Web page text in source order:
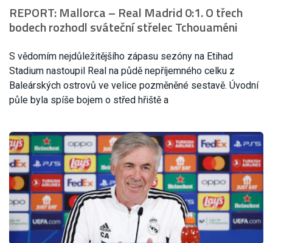
REPORT: Mallorca – Real Madrid 0:1. O třech
bodech rozhodl sváteční střelec Tchouaméni
S vědomím nejdůležitějšího zápasu sezóny na Etihad
Stadium nastoupil Real na půdě nepříjemného celku z
Baleárských ostrovů ve velice pozměněné sestavě. Úvodní
půle byla spíše bojem o střed hřiště a